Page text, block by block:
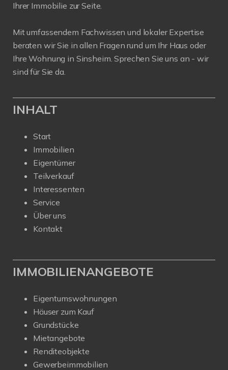
Ihrer Immobilie zur Seite.
Mit umfassendem Fachwissen und lokaler Expertise
beraten wir Sie in allen Fragen rund um Ihr Haus oder
Ihre Wohnung in Sinsheim. Sprechen Sie uns an - wir
sind für Sie da.
INHALT
Start
Immobilien
Eigentümer
Teilverkauf
Interessenten
Service
Über uns
Kontakt
IMMOBILIENANGEBOTE
Eigentumswohnungen
Häuser zum Kauf
Grundstücke
Mietangebote
Renditeobjekte
Gewerbeimmobilien